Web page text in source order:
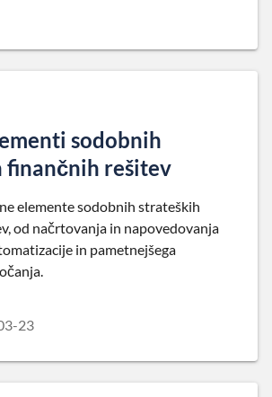
sodobnih
finančnih rešitev
elemente sodobnih strateških
od načrtovanja in napovedovanja
in pametnejšega
23